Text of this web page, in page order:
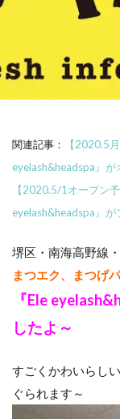
関連記事：
【2020.5
eyelash&headspa』が
【2020.5/1オープン
eyelash&headspa』が
堺区・南海高野線
まつエク、
まつげ
『Ele
したよ～
すごくかわいらしい
ぐられます～